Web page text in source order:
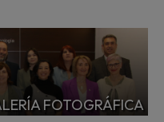
FOTOGRÁFICA